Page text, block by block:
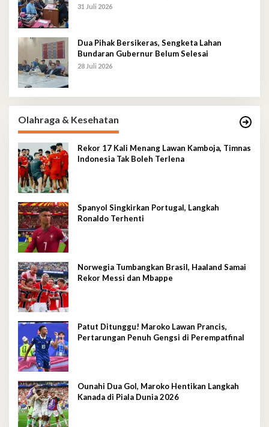
31 Juli 2026
Dua Pihak Bersikeras, Sengketa Lahan
Bundaran Gubernur Belum Selesai
28 Juli 2026
Olahraga & Kesehatan
Rekor 17 Kali Menang Lawan Kamboja, Timnas
Indonesia Tak Boleh Terlena
Spanyol Singkirkan Portugal, Langkah
Ronaldo Terhenti
Norwegia Tumbangkan Brasil, Haaland Samai
Rekor Messi dan Mbappe
Patut Ditunggu! Maroko Lawan Prancis,
Pertarungan Penuh Gengsi di Perempatfinal
Ounahi Dua Gol, Maroko Hentikan Langkah
Kanada di Piala Dunia 2026